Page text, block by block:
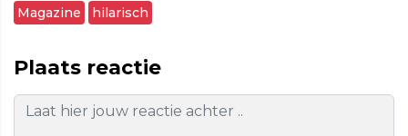
Magazine hilarisch
Plaats reactie